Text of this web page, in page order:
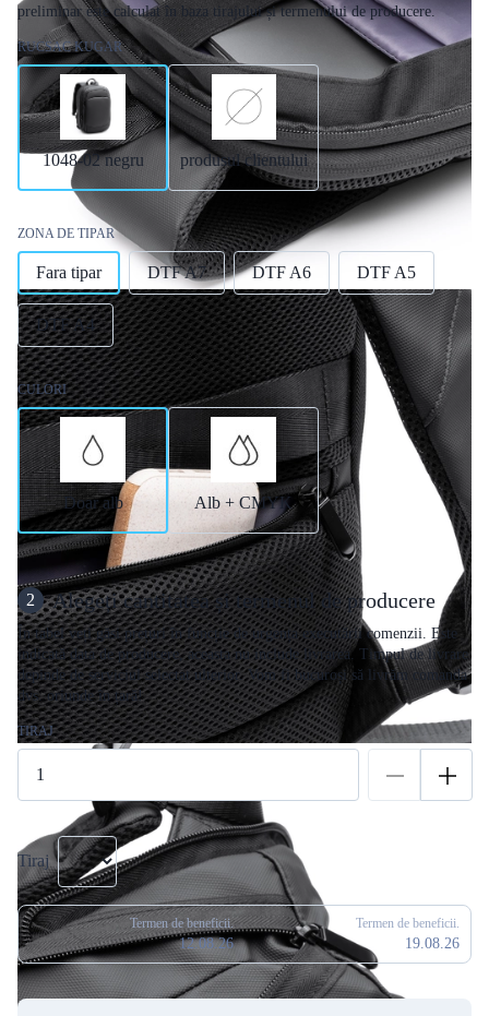
preliminar este calculat în baza tirajului și termenului de producere.
RUCSAC KUGAR
1048-02 negru produsul clientului
ZONA DE TIPAR
Fara tipar DTF A7 DTF A6 DTF A5
DTF A4
CULORI
Doar alb Alb + CMYK
2 Alegeți cantitatea și termenul de producere
În tabel veți găsi prețuri în funcție de urgența executării comenzii. Este
indicată data de producere, aceasta nu include livrarea. Timpul de livrare
depinde de serviciul selectat ulterior. Vom fi bucuroși să livrăm comanda
dvs. oriunde în țară!
TIRAJ
Tiraj
Termen de beneficii.
12.08.26
Termen de beneficii.
19.08.26